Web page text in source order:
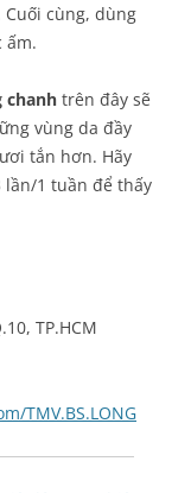
cùng, dùng
ấm.
chanh trên đây sẽ
vùng da đầy
tắn hơn. Hãy
lần/1 tuần để thấy
TP.HCM
TMV.BS.LONG